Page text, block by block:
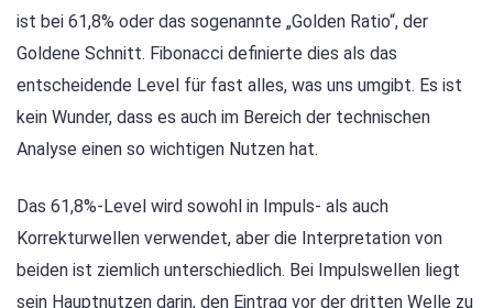
ist bei 61,8% oder das sogenannte „Golden Ratio“, der
Goldene Schnitt. Fibonacci definierte dies als das
entscheidende Level für fast alles, was uns umgibt. Es ist
kein Wunder, dass es auch im Bereich der technischen
Analyse einen so wichtigen Nutzen hat.
Das 61,8%-Level wird sowohl in Impuls- als auch
Korrekturwellen verwendet, aber die Interpretation von
beiden ist ziemlich unterschiedlich. Bei Impulswellen liegt
sein Hauptnutzen darin, den Eintrag vor der dritten Welle zu